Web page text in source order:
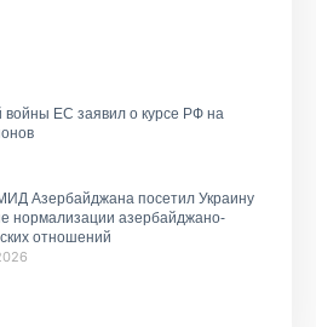
войны ЕС заявил о курсе РФ на
Азербайджана посетил Украину
нормализации азербайджано-
отношений